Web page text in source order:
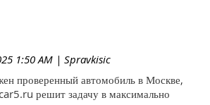
1:50 AM | Spravkisic
проверенный автомобиль в Москве,
решит задачу в максимально